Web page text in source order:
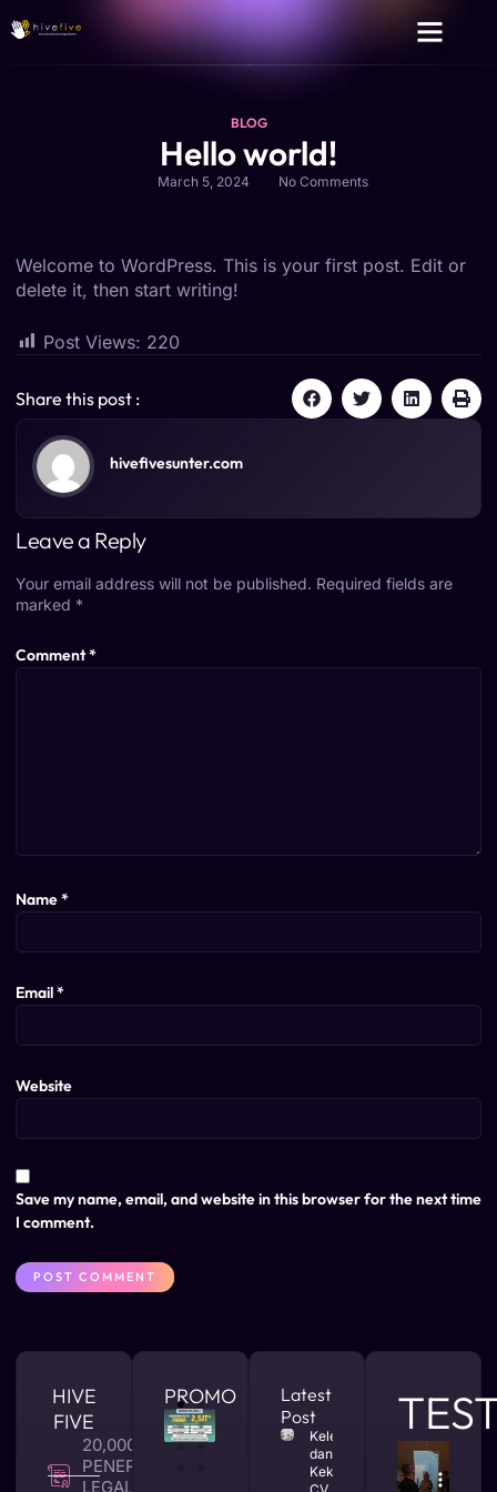
BLOG
Hello world!
March 5, 2024 No Comments
Welcome to WordPress. This is your first post. Edit or
delete it, then start writing!
Post Views: 220
Share this post :
hivefivesunter.com
Leave a Reply
Your email address will not be published. Required fields are
marked *
Comment*
Name*
Email*
Website
Save my name, email, and website in this browser for the next time
I comment.
HIVE
FIVE
20,000 +
PENERBITAN
LEGALITAS
PROMO
Latest
Post
Kelebihan
dan
Kekurangan